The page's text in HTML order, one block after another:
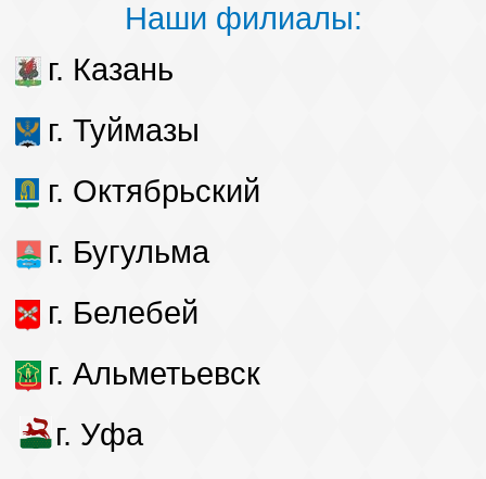
Наши филиалы:
г. Казань
г. Туймазы
г. Октябрьский
г. Бугульма
г. Белебей
г. Альметьевск
г. Уфа